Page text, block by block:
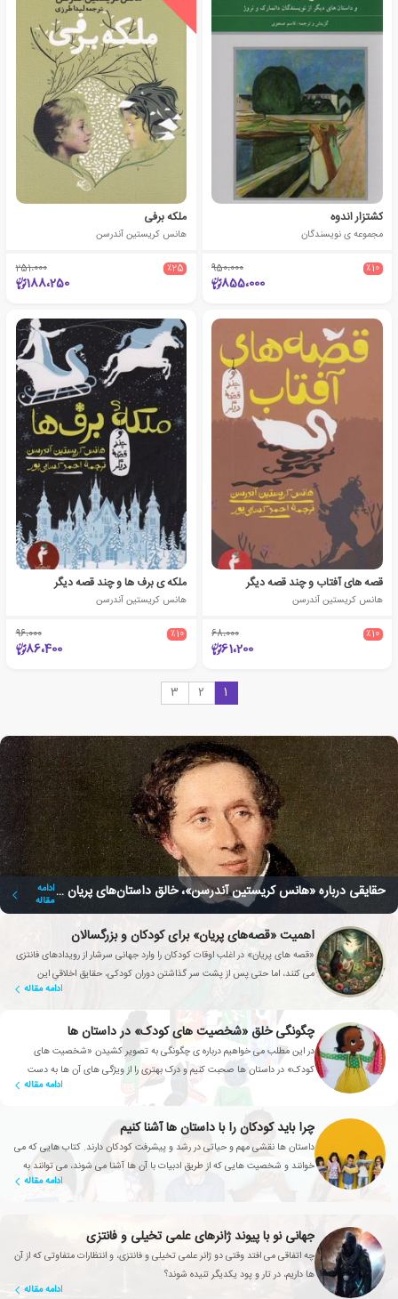
کشتزار اندوه
مجموعه ی نویسندگان
٪10 950،000
855،000
ملکه برفی
هانس کریستین آندرسن
٪25 251،000
188،250
قصه های آفتاب و چند قصه دیگر
هانس کریستین آندرسن
٪10 68،000
61،200
ملکه ی برف ها و چند قصه دیگر
هانس کریستین آندرسن
٪10 96،000
86،400
1
2
3
حقایقی درباره «هانس کریستین آندرسن»، خالق داستان‌های پریان ماندگارادامه
مقاله
اهمیت «قصه‌های پریان» برای کودکان و بزرگسالان
«قصه های پریان» در اغلب اوقات کودکان را وارد جهانی سرشار از رویدادهای فانتزی
می کنند، اما حتی پس از پشت سر گذاشتن دوران کودکی، حقایق اخلاقیِ این
ادامه مقاله
چگونگی خلق «شخصیت های کودک» در داستان ها
در این مطلب می خواهیم درباره ی چگونگی به تصویر کشیدن «شخصیت های
کودک» در داستان ها صحبت کنیم و درک بهتری را از ویژگی های آن ها به دست
ادامه مقاله
چرا باید کودکان را با داستان ها آشنا کنیم
داستان ها نقشی مهم و حیاتی در رشد و پیشرفت کودکان دارند. کتاب هایی که می
خوانند و شخصیت هایی که از طریق ادبیات با آن ها آشنا می شوند، می توانند به
ادامه مقاله
جهانی نو با پیوند ژانرهای علمی تخیلی و فانتزی
چه اتفاقی می افتد وقتی دو ژانر علمی تخیلی و فانتزی، و انتظارات متفاوتی که از آن
ها داریم، در تار و پود یکدیگر تنیده شوند؟
ادامه مقاله